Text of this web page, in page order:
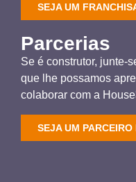
SEJA UM
Parcerias
Se é construtor, junte-
que lhe possamos
colaborar com a
SEJA UM PARCEIRO